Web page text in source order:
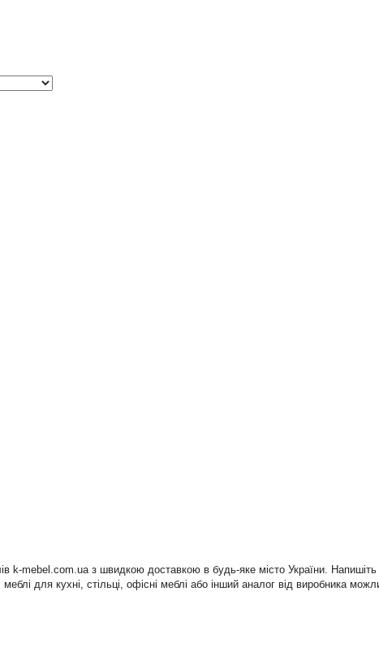
k-mebel.com.ua з швидкою доставкою в будь-яке місто України.
меблі для кухні, стільці, офісні меблі або інший аналог від виробника